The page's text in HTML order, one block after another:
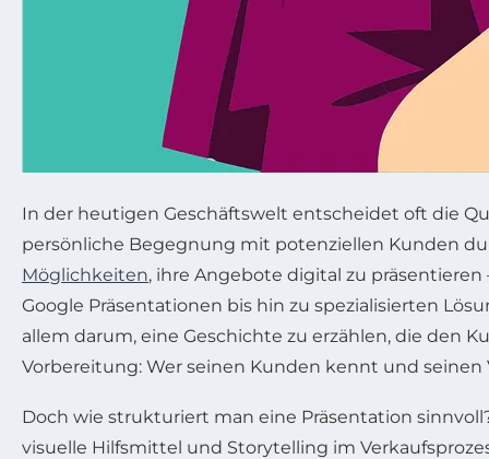
In der heutigen Geschäftswelt entscheidet oft die
persönliche Begegnung mit potenziellen Kunden
Möglichkeiten, ihre Angebote digital zu
Google Präsentationen bis hin zu spezialisierten
allem darum, eine Geschichte zu erzählen, die den
Vorbereitung: Wer seinen Kunden kennt und
Doch wie strukturiert man eine Präsentation
visuelle Hilfsmittel und Storytelling im